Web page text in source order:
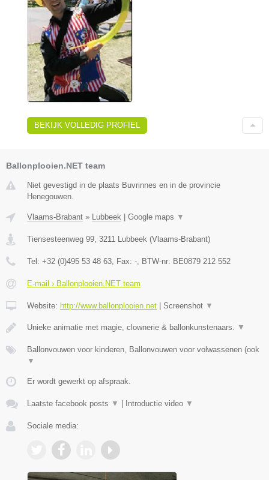
BEKIJK VOLLEDIG PROFIEL
Ballonplooien.NET team
Niet gevestigd in de plaats Buvrinnes en in de provincie
Henegouwen.
Vlaams-Brabant » Lubbeek Google maps ▼
Tiensesteenweg 99, 3211 Lubbeek (Vlaams-Brabant)
Tel: +32 (0)495 53 48 63, Fax: -, BTW-nr: BE0879 212 552
E-mail › Ballonplooien.NET team
Website: http://www.ballonplooien.net Screenshot ▼
Unieke animatie met magie, clownerie & ballonkunstenaars. ▼
Ballonvouwen voor kinderen, Ballonvouwen voor volwassenen (ook
▼
Er wordt gewerkt op afspraak.
Laatste facebook posts ▼ Introductie video ▼
Sociale media: